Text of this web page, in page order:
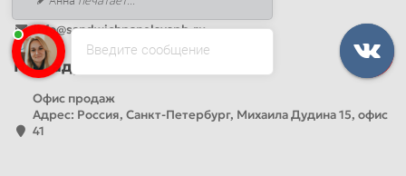
+7 (499) 444-14-71
info@sandwichpanelsvspb.ru
Наш адрес
Офис продаж
Адрес: Россия, Санкт-Петербург, Михаила Дудина 15, офис
41
Введите сообщение